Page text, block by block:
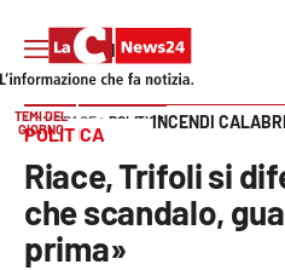
SEZIONI
Cronaca
Vai
TEMI DEL
GIORNO
INCENDI
HOME PAGE POLITICA
POLITICA
Riace, Trifoli si
che scandalo,
prima»